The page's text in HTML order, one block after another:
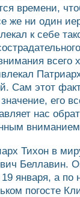
времени,
же ни один
к себе
всего
Сам этот
его
нас
Тихон в
Беллавин.
января, а
погосте